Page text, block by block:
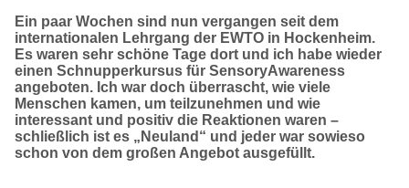
Ein paar Wochen sind nun vergangen seit dem
internationalen Lehrgang der EWTO in Hockenheim.
Es waren sehr schöne Tage dort und ich habe wieder
einen Schnupperkursus für SensoryAwareness
angeboten. Ich war doch überrascht, wie viele
Menschen kamen, um teilzunehmen und wie
interessant und positiv die Reaktionen waren –
schließlich ist es „Neuland“ und jeder war sowieso
schon von dem großen Angebot ausgefüllt.